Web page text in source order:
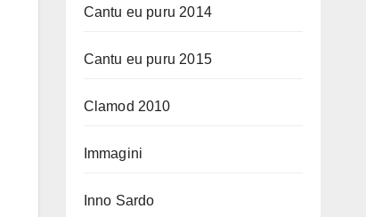
Cantu eu puru 2014
Cantu eu puru 2015
Clamod 2010
Immagini
Inno Sardo